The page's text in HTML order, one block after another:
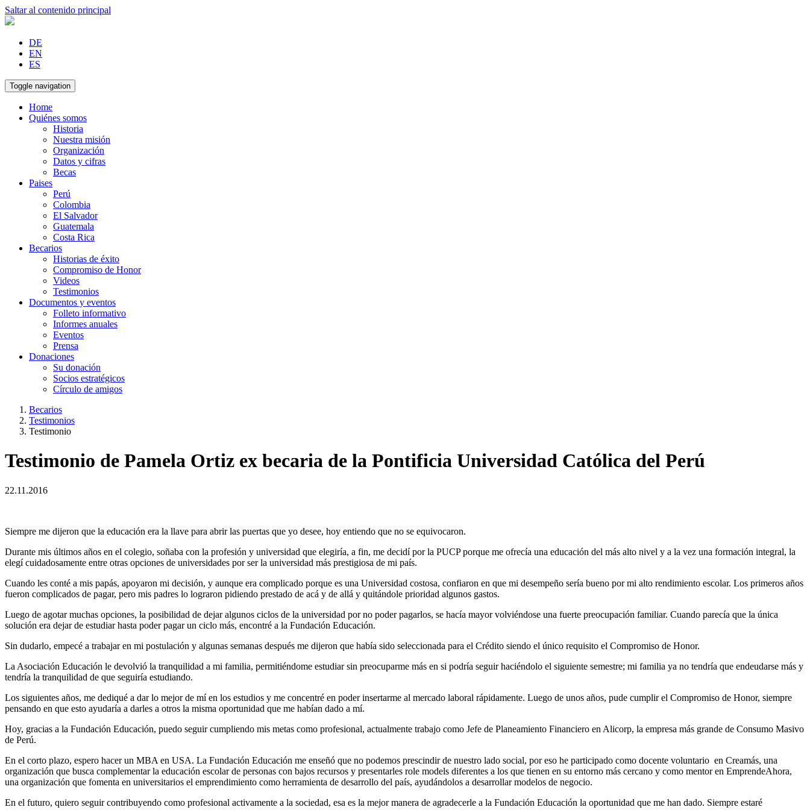
Saltar al contenido principal
DE
EN
ES
Toggle navigation
Home
Quiénes somos
Historia
Nuestra misión
Organización
Datos y cifras
Becas
Paises
Perú
Colombia
El Salvador
Guatemala
Costa Rica
Becarios
Historias de éxito
Compromiso de Honor
Videos
Testimonios
Documentos y eventos
Folleto informativo
Informes anuales
Eventos
Prensa
Donaciones
Su donación
Socios estratégicos
Círculo de amigos
Becarios
Testimonios
Testimonio
Testimonio de Pamela Ortiz ex becaria de la Pontificia Universidad Católica del Perú
22.11.2016
Siempre me dijeron que la educación era la llave para abrir las puertas que yo desee, hoy entiendo que no se equivocaron.
Durante mis últimos años en el colegio, soñaba con la profesión y universidad que elegiría, a fin, me decidí por la PUCP porque me ofrecía una educación del más alto nivel y a la vez una formación integral, la
elegí cuidadosamente entre otras opciones de universidades por ser la universidad más prestigiosa de mi país.
Cuando les conté a mis papás, apoyaron mi decisión, y aunque era complicado porque es una Universidad costosa, confiaron en que mi desempeño sería bueno por mi alto rendimiento escolar. Los primeros años
fueron complicados de pagar, pero mis padres lo lograron pidiendo prestado de acá y de allá y quitándole prioridad algunos gastos.
Luego de agotar muchas opciones, la posibilidad de dejar algunos ciclos de la universidad por no poder pagarlos, se hacía mayor volviéndose una fuerte preocupación familiar. Cuando parecía que la única
solución era dejar de estudiar hasta poder pagar un ciclo más, encontré a la Fundación Educación.
Sin dudarlo, empecé a trabajar en mi postulación y algunas semanas después me dijeron que había sido seleccionada para el Crédito siendo el único requisito el Compromiso de Honor.
La Asociación Educación le devolvió la tranquilidad a mi familia, permitiéndome estudiar sin preocuparme más en si podría seguir haciéndolo el siguiente semestre; mi familia ya no tendría que endeudarse más y
tendría la tranquilidad de que seguiría estudiando.
Los siguientes años, me dediqué a dar lo mejor de mí en los estudios y me concentré en poder insertarme al mercado laboral rápidamente. Luego de unos años, pude cumplir el Compromiso de Honor, siempre
pensando en que esto ayudaría a darles a otros la misma oportunidad que me habían dado a mí.
Hoy, gracias a la Fundación Educación, puedo seguir cumpliendo mis metas como profesional, actualmente trabajo como Jefe de Planeamiento Financiero en Alicorp, la empresa más grande de Consumo Masivo
de Perú.
En el corto plazo, espero hacer un MBA en USA. La Fundación Educación me enseñó que no podemos prescindir de nuestro lado social, por eso he participado como docente voluntario en Creamás, una
organización que busca complementar la educación escolar de personas con bajos recursos y presentarles role models diferentes a los que tienen en su entorno más cercano y como mentor en EmprendeAhora,
una organización que fomenta en universitarios el emprendimiento como herramienta de desarrollo del país, ayudándolos a desarrollar modelos de negocio.
En el futuro, quiero seguir contribuyendo como profesional activamente a la sociedad, esa es la mejor manera de agradecerle a la Fundación Educación la oportunidad que me han dado. Siempre estaré